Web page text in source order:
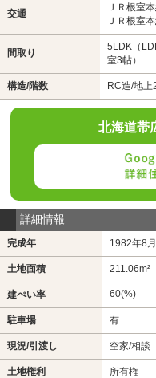
交通
ＪＲ根室
ＪＲ根室
間取り
5LDK（
室3帖）
構造/階数 RC造/地上
北海道帯
詳細情報
完成年 1982年8
土地面積 211.06m²
建ぺい率 60(%)
駐車場 有
現況/引渡し 空家/相談
土地権利 所有権